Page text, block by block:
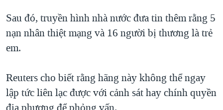
BÊN KIA QUỐC LỘ: TIẾNG VỌNG TỪ NÔNG THÔN MỸ
QUAN HỆ VIỆT MỸ
Sau đó, truyền hình nhà nước đưa tin thêm rằng 5
nạn nhân thiệt mạng và 16 người bị thương là trẻ
em.
Reuters cho biết rằng hãng này không thể ngay
lập tức liên lạc được với cảnh sát hay chính quyền